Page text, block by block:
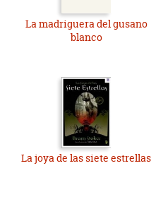
La madriguera del gusano
blanco
La joya de las siete estrellas